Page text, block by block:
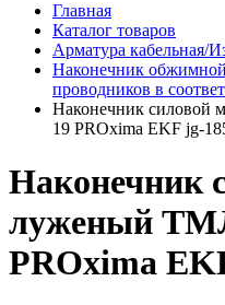
Главная
Каталог товаров
Арматура кабельная/
Наконечник
проводников в
Наконечник силовой
19 PROxima EKF jg-
Наконечник
луженый
PROxima